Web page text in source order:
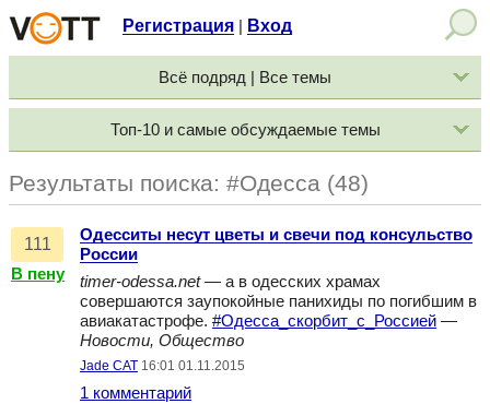
Регистрация Вход
Всё подряд | Все темы
Топ-10 и самые обсуждаемые темы
Результаты поиска: #Одесса (48)
111
В пену
Одесситы несут цветы и свечи под консульство
России
timer-odessa.net— а в одесских храмах
совершаются заупокойные панихиды по погибшим в
авиакатастрофе. #Одесса_скорбит_с_Россией —
Новости, Общество
Jade CAT 16:01 01.11.2015
1 комментарий